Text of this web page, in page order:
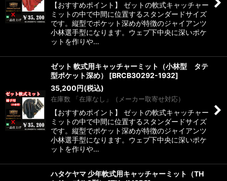
【おすすめポイント】 ゼットの軟式キャッチャー
ミットの中で中間に位置するスタンダードサイズ
です。縦型でポケット深めが特徴のジャイアンツ
小林選手型になります。ウェブ下中央に深いポケ
ットを作りや…
ゼット 軟式用キャッチャーミット（小林型 タテ
型ポケット深め）
[BRCB30292-1932]
35,200円(税込)
在庫数 「在庫なし」（メーカー取寄せ対応）
【おすすめポイント】 ゼットの軟式キャッチャー
ミットの中で中間に位置するスタンダードサイズ
です。縦型でポケット深めが特徴のジャイアンツ
小林選手型になります。ウェブ下中央に深いポケ
ットを作りや…
ハタケヤマ 少年軟式用キャッチャーミット（TH